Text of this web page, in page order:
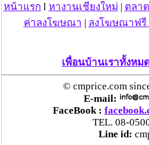
“ตรีนุช” เปิดตัวระบบ “e-
แรงงานต่างด้าวออนไลน์
คพ. เผยผลตรวจคุณภาพ
แม่น้ำรวก-แม่น้ำโขง พื้นที่
8 “พบสารหนูสูงเกินค่าม
ไทยยังน่าลงทุน หลังพบต่
หน้าแรก l หางานเชียงใหม่ | ตลา
ค่าลงโฆษณา | ลงโฆษณาฟรี
เพื่อนบ้านเราทั้งหม
© cmprice.com
E-mail:
FaceBook :
TEL. 08-
Line id: